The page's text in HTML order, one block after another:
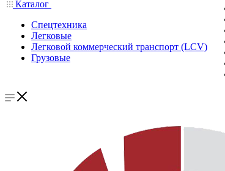
Каталог
Спецтехника
Легковые
Легковой коммерческий транспорт (LCV)
Грузовые